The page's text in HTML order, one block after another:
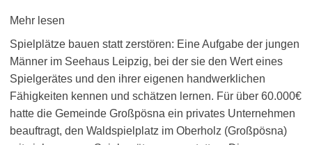
Mehr lesen
Spielplätze bauen statt zerstören: Eine Aufgabe der jungen
Männer im Seehaus Leipzig, bei der sie den Wert eines
Spielgerätes und den ihrer eigenen handwerklichen
Fähigkeiten kennen und schätzen lernen. Für über 60.000€
hatte die Gemeinde Großpösna ein privates Unternehmen
beauftragt, den Waldspielplatz im Oberholz (Großpösna)